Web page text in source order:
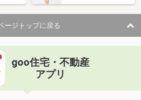
ージトップに戻る
goo住宅・不動産
アプリ